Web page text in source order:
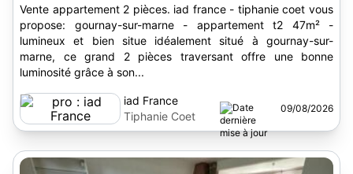
Vente appartement 2 pièces. iad france - tiphanie coet vous
propose: gournay-sur-marne - appartement t2 47m² -
lumineux et bien situe idéalement situé à gournay-sur-
marne, ce grand 2 pièces traversant offre une bonne
luminosité grâce à son...
iad France
Tiphanie Coet
09/08/2026